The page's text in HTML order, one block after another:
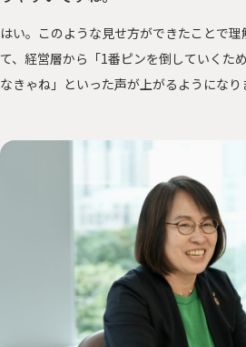
はい。このような見せ方ができたことで
て、経営層から「1番ピンを倒していくた
なきゃね」といった声が上がるようになり